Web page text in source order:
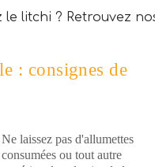
le litchi ? Retrouvez
: consignes de
Ne laissez pas d'allumettes
consumées ou tout autre